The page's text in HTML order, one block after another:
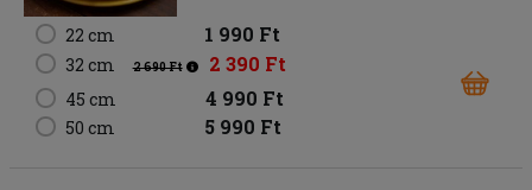
22 cm 1 990 Ft
32 cm 2 690 Ft 2 390 Ft
45 cm 4 990 Ft
50 cm 5 990 Ft